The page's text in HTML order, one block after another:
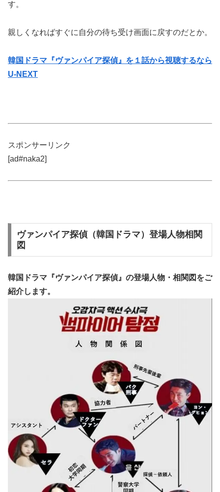
す。
親しくなればすぐに自分の待ち受け画面に戻すのだとか。
韓国ドラマ『ヴァンパイア探偵』を１話から視聴するなら
U-NEXT
スポンサーリンク
[ad#naka2]
ヴァンパイア探偵（韓国ドラマ）登場人物相関
図
韓国ドラマ『ヴァンパイア探偵』の登場人物・相関図 をご
紹介します。